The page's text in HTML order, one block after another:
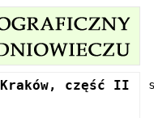
Kraków, część II